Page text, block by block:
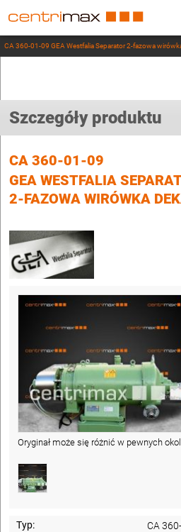
CA 360-01-09 GEA Westfalia Separator 2-fazowa
Szczegóły produktu
CA 360-01-09
GEA WESTFALIA
2-FAZOWA WIRÓWKA
Oryginał może się różnić w pewnych
Typ:
CA